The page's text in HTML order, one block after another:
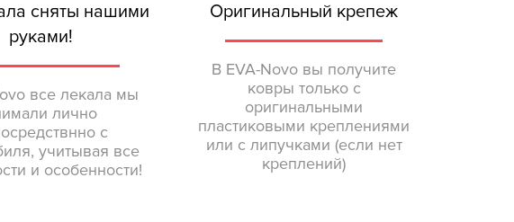
сняты нашими
руками!
все лекала мы
лично
с
учитывая все
и особенности!
Оригинальный крепеж
В EVA-Novo вы получите
ковры только с
оригинальными
пластиковыми креплениями
или с липучками (если нет
креплений)